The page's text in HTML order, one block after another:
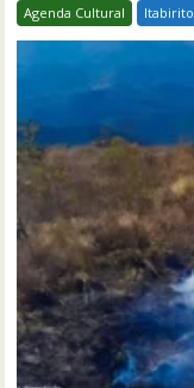
Agenda Cultural Itabirito